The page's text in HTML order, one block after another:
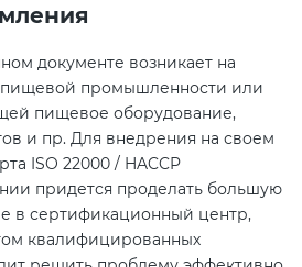
документе возникает на
промышленности или
пищевое оборудование,
и пр. Для внедрения на своем
ISO 22000 / HACCP
придется проделать большую
в сертификационный центр,
квалифицированных